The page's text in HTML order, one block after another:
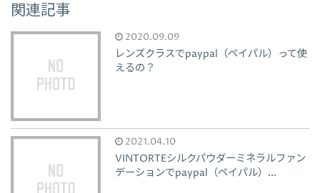
関連記事
2020.09.09
レンズクラスでpaypal（ペイパル）って使
えるの？
2021.04.10
VINTORTEシルクパウダーミネラルファン
デーションでpaypal（ペイパル）...